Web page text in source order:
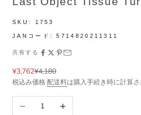
SKU: 1753
JANコード:5714820211311
共有する
セール価格
¥3,762通常価格
¥4,180
税込み価格配送料は購入手続き時に計算さ
数量を減らす 数量を増やす